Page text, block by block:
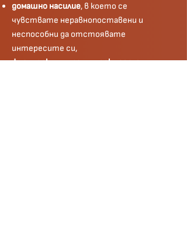
домашно насилие, в което се
чувствате неравнопоставени и
неспособни да отстоявате
интересите си,
физически или психически заплахи, дори